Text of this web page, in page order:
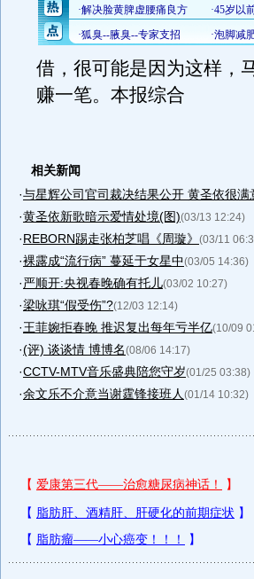
借，很可能是因为这样，
赚一笔。本报综合
相关新闻
·与星辉公司官司裁决结果公开 黄圣依很满
·黄圣依新歌暗示爱情处境(图)(03/13 12:24)
·REBORN踢走张柏芝唱《周璇》 (03/11
·裸露成“流行病” 蔓延于女星中(03/05 14:36)
·严顺开:央视春晚确有托儿(03/02 10:27)
·梁咏琪“假受伤”?(12/03 12:14)
·王菲婉拒春晚 推迟复出每年亏半亿(10/09
·(评) 谈谈情 博博名(08/06 14:17)
·CCTV-MTV音乐盛典陪您守岁(01/25 03:38)
·余文乐不介意当谢霆锋接班人 (01/14 10:32)